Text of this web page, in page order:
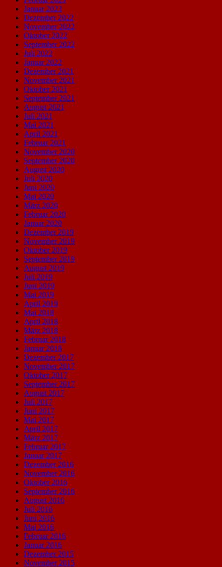
Januar 2023
Dezember 2022
November 2022
Oktober 2022
September 2022
Juli 2022
Januar 2022
Dezember 2021
November 2021
Oktober 2021
September 2021
August 2021
Juli 2021
Mai 2021
April 2021
Februar 2021
November 2020
September 2020
August 2020
Juli 2020
Juni 2020
Mai 2020
März 2020
Februar 2020
Januar 2020
Dezember 2019
November 2019
Oktober 2019
September 2019
August 2019
Juli 2019
Juni 2019
Mai 2019
April 2019
Mai 2018
April 2018
März 2018
Februar 2018
Januar 2018
Dezember 2017
November 2017
Oktober 2017
September 2017
August 2017
Juli 2017
Juni 2017
Mai 2017
April 2017
März 2017
Februar 2017
Januar 2017
Dezember 2016
November 2016
Oktober 2016
September 2016
August 2016
Juli 2016
Juni 2016
Mai 2016
Februar 2016
Januar 2016
Dezember 2015
November 2015